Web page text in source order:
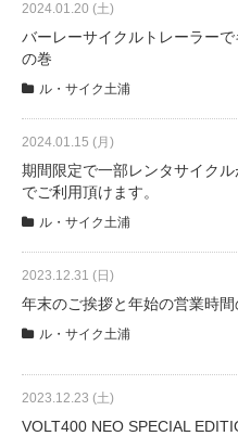
2024.01.20 (土)
バーレーサイクルトレーラー
の巻
ル・サイク土浦
2024.01.15 (月)
期間限定で一部レンタサイク
でご利用頂けます。
ル・サイク土浦
2023.12.31 (日)
年末のご挨拶と年始の営業時間
ル・サイク土浦
2023.12.23 (土)
VOLT400 NEO SPECIAL